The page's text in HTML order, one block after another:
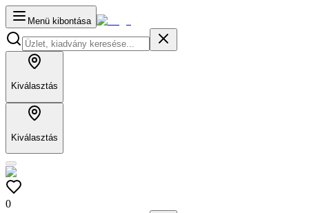
Menü kibontása
Kiválasztás
Kiválasztás
0